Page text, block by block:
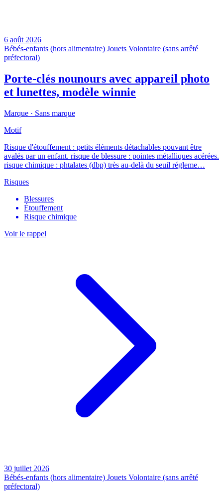
6 août 2026
Bébés-enfants (hors alimentaire) Jouets Volontaire (sans arrêté
préfectoral)
Porte-clés nounours avec appareil photo
et lunettes, modèle winnie
Marque · Sans marque
Motif
Risque d'étouffement : petits éléments détachables pouvant être
avalés par un enfant. risque de blessure : pointes métalliques acérées.
risque chimique : phtalates (dbp) très au-delà du seuil régleme…
Risques
Blessures
Étouffement
Risque chimique
Voir le rappel
30 juillet 2026
Bébés-enfants (hors alimentaire) Jouets Volontaire (sans arrêté
préfectoral)